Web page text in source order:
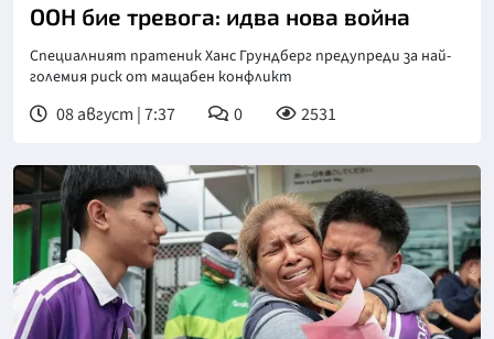
ООН бие тревога: идва нова война
Специалният пратеник Ханс Грундберг предупреди за най-
големия риск от мащабен конфликт
08 август | 7:37 0 2531